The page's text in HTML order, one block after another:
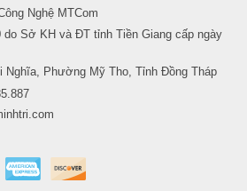
Nghệ MTCom
do Sở KH và ĐT tỉnh Tiền Giang cấp ngày
Nghĩa, Phường Mỹ Tho, Tỉnh Đồng Tháp